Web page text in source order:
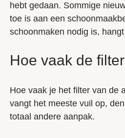
hebt gedaan. Sommige
toe is aan een
schoonmaken nodig is,
Hoe vaak de
Hoe vaak je het filter van de
vangt het meeste vuil op,
totaal andere aanpak.